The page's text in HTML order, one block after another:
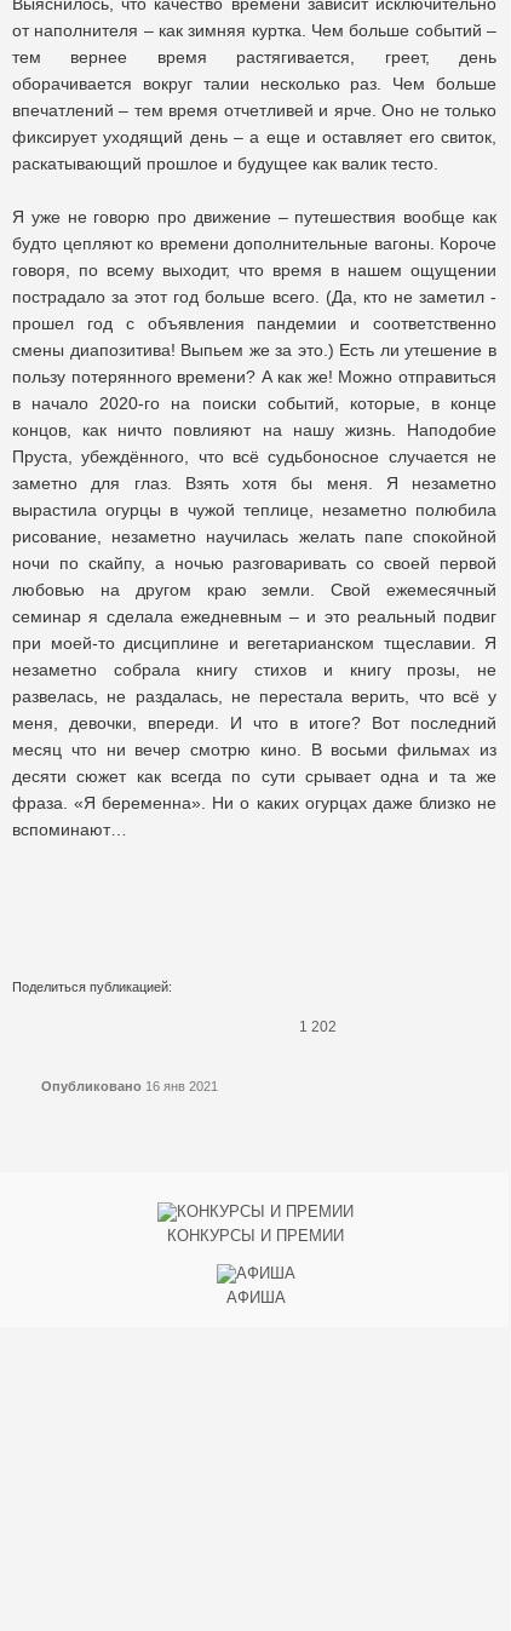
от наполнителя – как зимняя куртка. Чем больше событий –
тем вернее время растягивается, греет, день
оборачивается вокруг талии несколько раз. Чем больше
впечатлений – тем время отчетливей и ярче. Оно не только
фиксирует уходящий день – а еще и оставляет его свиток,
раскатывающий прошлое и будущее как валик тесто.
Я уже не говорю про движение – путешествия вообще как
будто цепляют ко времени дополнительные вагоны. Короче
говоря, по всему выходит, что время в нашем ощущении
пострадало за этот год больше всего. (Да, кто не заметил -
прошел год с объявления пандемии и соответственно
смены диапозитива! Выпьем же за это.) Есть ли утешение в
пользу потерянного времени? А как же! Можно отправиться
в начало 2020-го на поиски событий, которые, в конце
концов, как ничто повлияют на нашу жизнь. Наподобие
Пруста, убеждённого, что всё судьбоносное случается не
заметно для глаз. Взять хотя бы меня. Я незаметно
вырастила огурцы в чужой теплице, незаметно полюбила
рисование, незаметно научилась желать папе спокойной
ночи по скайпу, а ночью разговаривать со своей первой
любовью на другом краю земли. Свой ежемесячный
семинар я сделала ежедневным – и это реальный подвиг
при моей-то дисциплине и вегетарианском тщеславии. Я
незаметно собрала книгу стихов и книгу прозы, не
развелась, не раздалась, не перестала верить, что всё у
меня, девочки, впереди. И что в итоге? Вот последний
месяц что ни вечер смотрю кино. В восьми фильмах из
десяти сюжет как всегда по сути срывает одна и та же
фраза. «Я беременна». Ни о каких огурцах даже близко не
вспоминают…
Поделиться публикацией:
1 202
Опубликовано 16 янв 2021
КОНКУРСЫ И ПРЕМИИ
АФИША